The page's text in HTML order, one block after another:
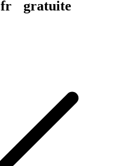
gratuite